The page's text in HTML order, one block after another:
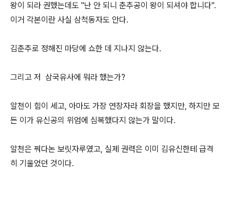
왕이 되라 권했는데도 "난 안 되니 춘추공이 왕이 되셔야 합니다".
이거 각본이란 사실 삼척동자도 안다.
김춘추로 정해진 마당에 쇼한 데 지나지 않는다.
그리고 저 삼국유사에 뭐라 했는가?
알천이 힘이 세고, 아마도 가장 연장자라 회장을 했지만, 하지만 모
든 이가 유신공의 위엄에 심복했다지 않는가 말이다.
알천은 꿔다논 보릿자루였고, 실제 권력은 이미 김유신한테 급격
히 기울었던 것이다.